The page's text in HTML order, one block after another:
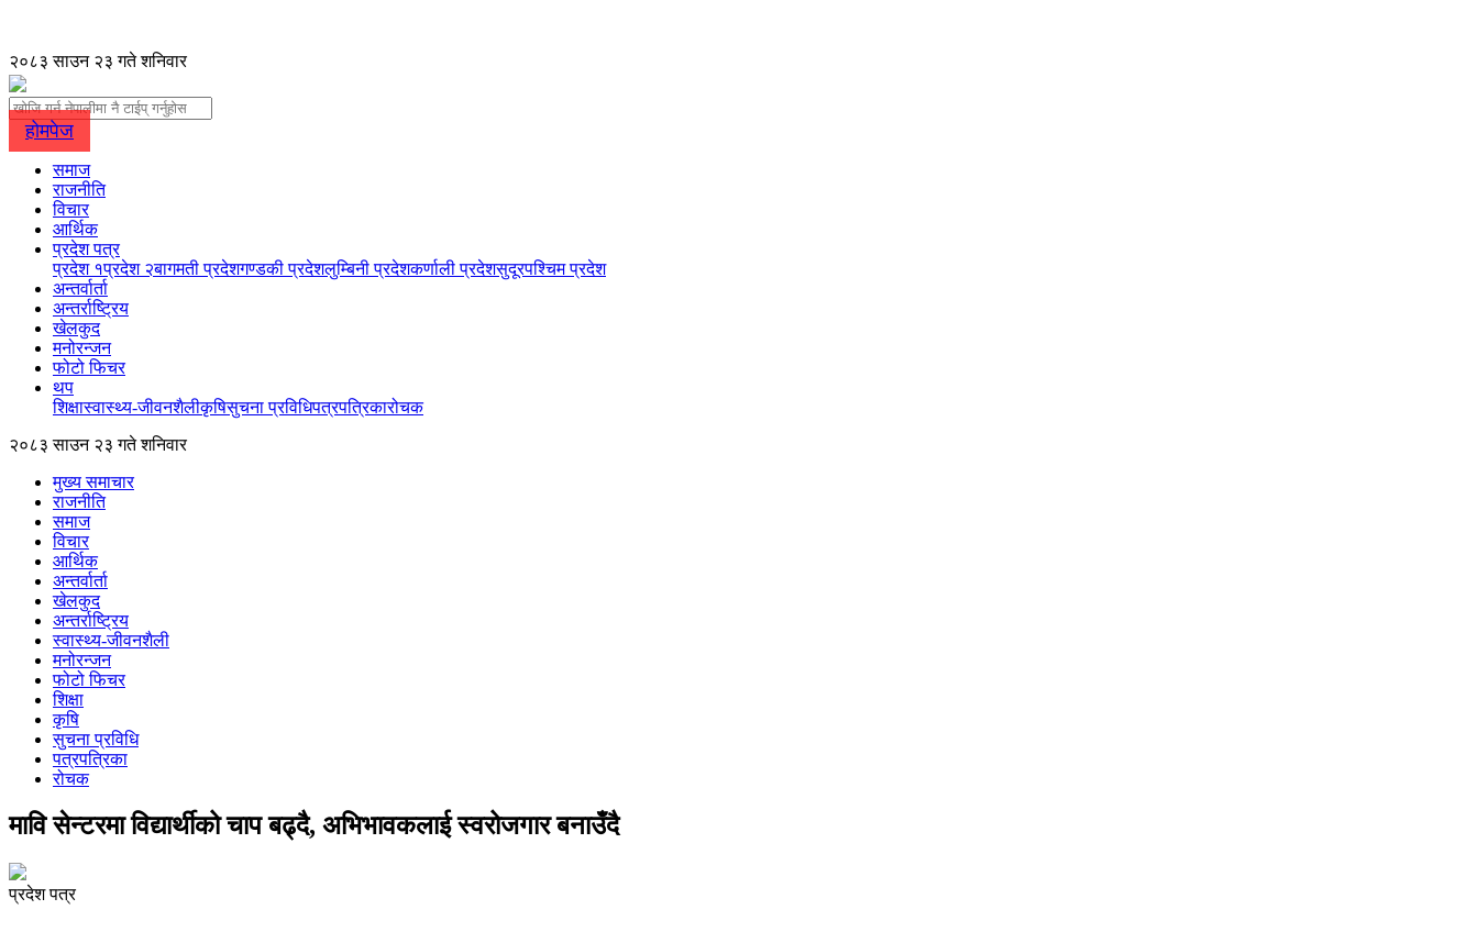
२०८३ साउन २३ गते शनिवार
होमपेज
समाज
राजनीति
विचार
आर्थिक
प्रदेश पत्र
प्रदेश १प्रदेश २बागमती प्रदेशगण्डकी प्रदेशलुम्बिनी प्रदेशकर्णाली प्रदेशसुदूरपश्चिम प्रदेश
अन्तर्वार्ता
अन्तर्राष्ट्रिय
खेलकुद
मनोरन्जन
फोटो फिचर
थप
शिक्षास्वास्थ्य-जीवनशैलीकृषिसुचना प्रविधिपत्रपत्रिकारोचक
२०८३ साउन २३ गते शनिवार
मुख्य समाचार
राजनीति
समाज
विचार
आर्थिक
अन्तर्वार्ता
खेलकुद
अन्तर्राष्ट्रिय
स्वास्थ्य-जीवनशैली
मनोरन्जन
फोटो फिचर
शिक्षा
कृषि
सुचना प्रविधि
पत्रपत्रिका
रोचक
मावि सेन्टरमा विद्यार्थीको चाप बढ्दै, अभिभावकलाई स्वरोजगार बनाउँदै
प्रदेश पत्र